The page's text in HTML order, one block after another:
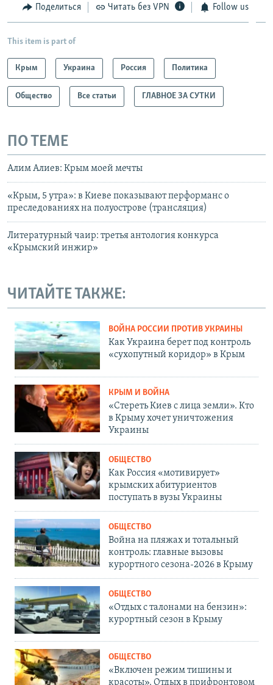
Поделиться Читать без VPN Follow us
This item is part of
Крым Украина Россия Политика
Общество Все статьи ГЛАВНОЕ ЗА СУТКИ
ПО ТЕМЕ
Алим Алиев: Крым моей мечты
«Крым, 5 утра»: в Киеве показывают перформанс о
преследованиях на полуострове (трансляция)
Литературный чаир: третья антология конкурса
«Крымский инжир»
ЧИТАЙТЕ ТАКЖЕ:
ВОЙНА РОССИИ ПРОТИВ УКРАИНЫ
Как Украина берет под контроль
«сухопутный коридор» в Крым
КРЫМ И ВОЙНА
«Стереть Киев с лица земли». Кто
в Крыму хочет уничтожения
Украины
ОБЩЕСТВО
Как Россия «мотивирует»
крымских абитуриентов
поступать в вузы Украины
ОБЩЕСТВО
Война на пляжах и тотальный
контроль: главные вызовы
курортного сезона-2026 в Крыму
ОБЩЕСТВО
«Отдых с талонами на бензин»:
курортный сезон в Крыму
ОБЩЕСТВО
«Включен режим тишины и
красоты». Отдых в прифронтовом